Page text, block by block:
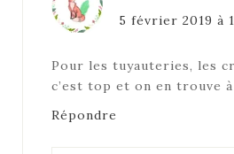
5 février 2019 à
Pour les tuyauteries, les
c’est top et on en trouve
Répondre